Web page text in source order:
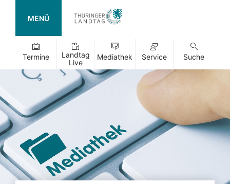
MENÜ
Termine
Landtag
Live
Mediathek Service Suche